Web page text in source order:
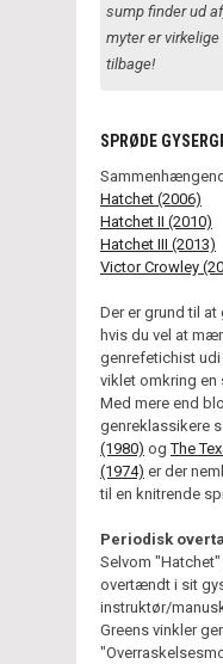
sump finder ud
myter er
tilbage!
SPRØDE
Hatchet (2006)
Hatchet II (2010)
Hatchet III (2013)
Victor Crowley
Der er grund til
hvis du vel at
genrefetichist
viklet omkring en
Med mere end
genreklassikere
(1980) ogThe
(1974) er der
til en knitrende
Periodisk
Selvom
overtændt i sit
instruktør/
Greens vinkler